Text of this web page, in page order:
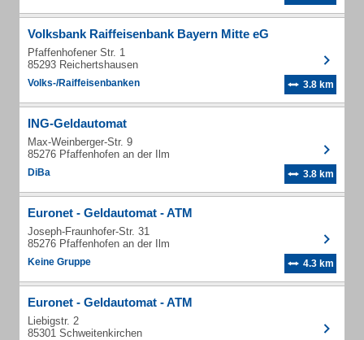
Volksbank Raiffeisenbank Bayern Mitte eG
Pfaffenhofener Str. 1
85293 Reichertshausen
Volks-/Raiffeisenbanken 3.8 km
ING-Geldautomat
Max-Weinberger-Str. 9
85276 Pfaffenhofen an der Ilm
DiBa 3.8 km
Euronet - Geldautomat - ATM
Joseph-Fraunhofer-Str. 31
85276 Pfaffenhofen an der Ilm
Keine Gruppe 4.3 km
Euronet - Geldautomat - ATM
Liebigstr. 2
85301 Schweitenkirchen